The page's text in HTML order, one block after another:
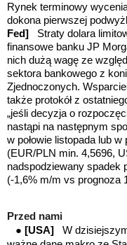
Rynek terminowy
dokona pierwszej
Fed] Straty dolara
finansowe banku JP
nich dużą wagę ze
sektora bankowego z
Zjednoczonych.
także protokół z
„jeśli decyzja o
nastąpi na następnym
w połowie listopada lub w
(EUR/PLN min. 4,5696,
nadspodziewany spadek
(-1,6% m/m vs prognoza
Przed nami
● [USA] W